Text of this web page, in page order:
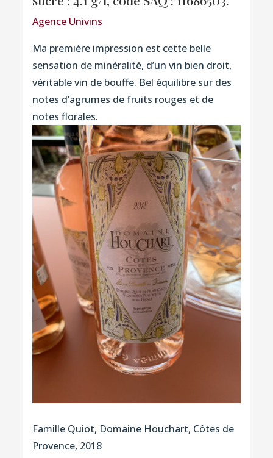
Agence Univins
Ma première impression est cette belle
sensation de minéralité, d’un vin bien droit,
véritable vin de bouffe. Bel équilibre sur des
notes d’agrumes de fruits rouges et de
notes florales.
Famille Quiot, Domaine Houchart, Côtes de
Provence, 2018